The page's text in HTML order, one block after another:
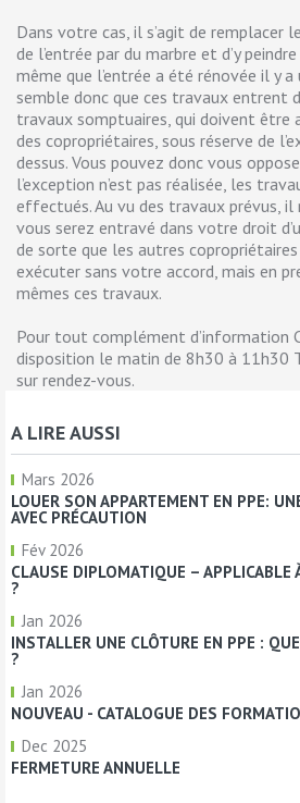
Dans votre cas, il s’agit de remplacer
de l’entrée par du marbre et d’y
même que l’entrée a été rénovée il y a
semble donc que ces travaux entrent
travaux somptuaires, qui doivent être
des copropriétaires, sous réserve de
dessus. Vous pouvez donc vous
l’exception n’est pas réalisée, les
effectués. Au vu des travaux prévus, il
vous serez entravé dans votre droit
de sorte que les autres
exécuter sans votre accord, mais en
mêmes ces travaux.
Pour tout complément d’information
disposition le matin de 8h30 à 11h30
sur rendez-vous.
A LIRE AUSSI
Mars 2026
LOUER SON APPARTEMENT EN PPE:
AVEC PRÉCAUTION
Fév 2026
CLAUSE DIPLOMATIQUE – APPLICABLE
?
Jan 2026
INSTALLER UNE CLÔTURE EN PPE :
?
Jan 2026
NOUVEAU - CATALOGUE DES
Dec 2025
FERMETURE ANNUELLE